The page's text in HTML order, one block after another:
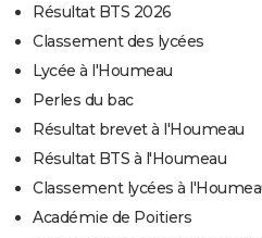
Résultat BTS 2026
Classement des lycées
Lycée à l'Houmeau
Perles du bac
Résultat brevet à l'Houmeau
Résultat BTS à l'Houmeau
Classement lycées à
Académie de Poitiers